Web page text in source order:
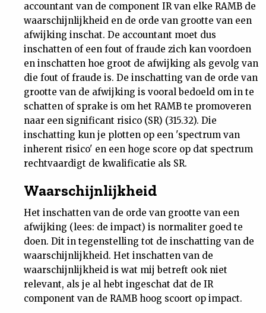
accountant van de component IR van elke RAMB de
waarschijnlijkheid en de orde van grootte van een
afwijking inschat. De accountant moet dus
inschatten of een fout of fraude zich kan voordoen
en inschatten hoe groot de afwijking als gevolg van
die fout of fraude is. De inschatting van de orde van
grootte van de afwijking is vooral bedoeld om in te
schatten of sprake is om het RAMB te promoveren
naar een significant risico (SR) (315.32). Die
inschatting kun je plotten op een 'spectrum van
inherent risico' en een hoge score op dat spectrum
rechtvaardigt de kwalificatie als SR.
Waarschijnlijkheid
Het inschatten van de orde van grootte van een
afwijking (lees: de impact) is normaliter goed te
doen. Dit in tegenstelling tot de inschatting van de
waarschijnlijkheid. Het inschatten van de
waarschijnlijkheid is wat mij betreft ook niet
relevant, als je al hebt ingeschat dat de IR
component van de RAMB hoog scoort op impact.